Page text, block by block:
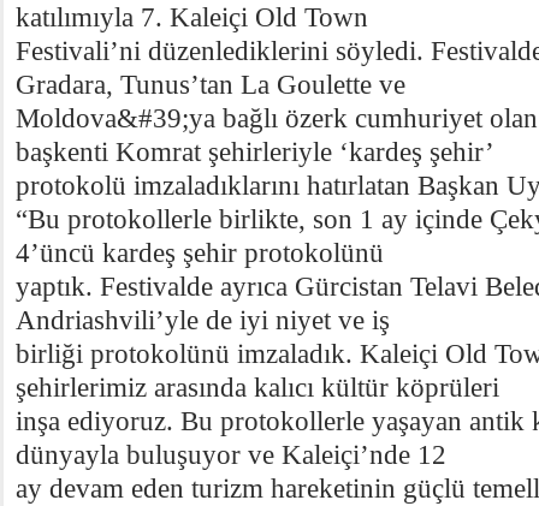
katılımıyla 7. Kaleiçi Old Town
Festivali’ni düzenlediklerini söyledi.
Gradara, Tunus’tan La Goulette ve
Moldova&#39;ya bağlı özerk cumhuriyet olan
başkenti Komrat şehirleriyle ‘kardeş şehir’
protokolü imzaladıklarını hatırlatan Başkan
“Bu protokollerle birlikte, son 1 ay içinde
4’üncü kardeş şehir protokolünü
yaptık. Festivalde ayrıca Gürcistan Telavi
Andriashvili’yle de iyi niyet ve iş
birliği protokolünü imzaladık. Kaleiçi Old
şehirlerimiz arasında kalıcı kültür köprüleri
inşa ediyoruz. Bu protokollerle yaşayan antik
dünyayla buluşuyor ve Kaleiçi’nde 12
ay devam eden turizm hareketinin güçlü